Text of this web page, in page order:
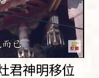
君神明移位